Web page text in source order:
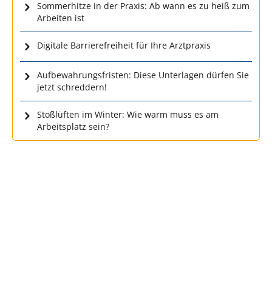
Sommerhitze in der Praxis: Ab wann es zu heiß zum
Arbeiten ist
Digitale Barrierefreiheit für Ihre Arztpraxis
Aufbewahrungsfristen: Diese Unterlagen dürfen Sie
jetzt schreddern!
Stoßlüften im Winter: Wie warm muss es am
Arbeitsplatz sein?